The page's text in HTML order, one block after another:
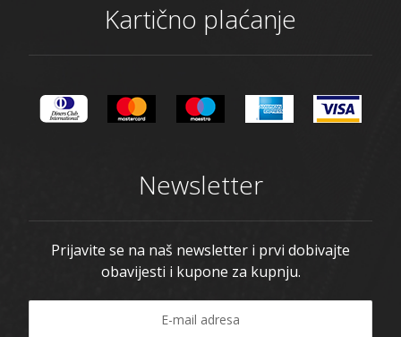
Kartično plaćanje
Newsletter
Prijavite se na naš newsletter i prvi dobivajte
obavijesti i kupone za kupnju.